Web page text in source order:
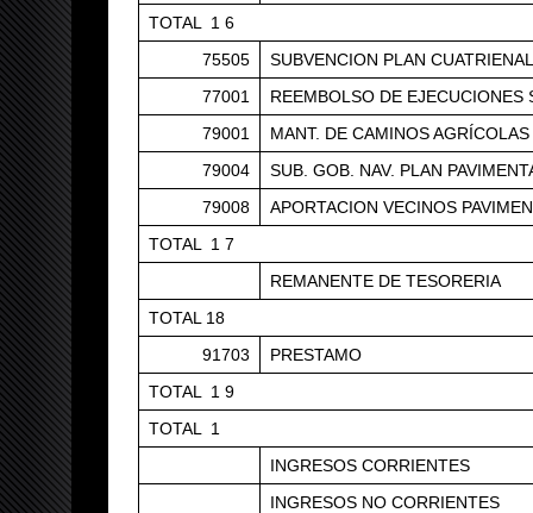
TOTAL 1 6
75505
SUBVENCION PLAN CUATRIENAL
77001
REEMBOLSO DE EJECUCIONES
79001
MANT. DE CAMINOS AGRÍCOLAS
79004
SUB. GOB. NAV. PLAN
79008
APORTACION VECINOS
TOTAL 1 7
REMANENTE DE TESORERIA
TOTAL 18
91703
PRESTAMO
TOTAL 1 9
TOTAL 1
INGRESOS CORRIENTES
INGRESOS NO CORRIENTES